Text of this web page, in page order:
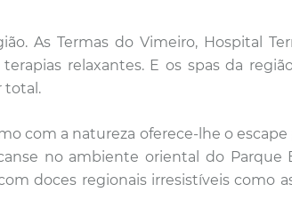
As Termas do Vimeiro, Hospital
relaxantes. E os spas da
total.
com a natureza oferece-lhe o
no ambiente oriental do
doces regionais irresistíveis como